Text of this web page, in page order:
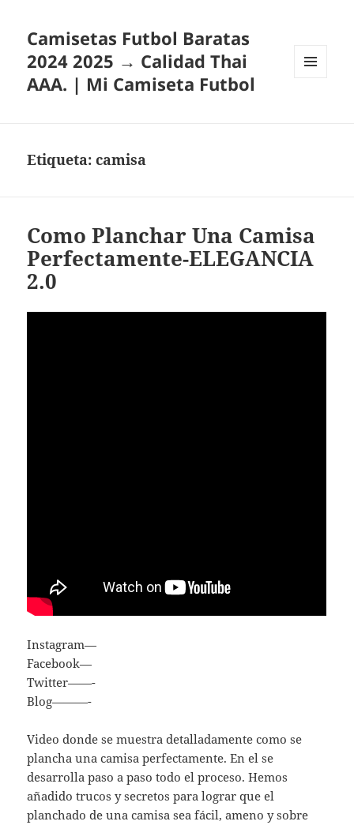
Camisetas Futbol Baratas
2024 2025 → Calidad Thai
AAA. | Mi Camiseta Futbol
Etiqueta:camisa
Como Planchar Una Camisa
Perfectamente-ELEGANCIA
2.0
Instagram—
Facebook—
Twitter——-
Blog———-
Video donde se muestra detalladamente como se
plancha una camisa perfectamente. En el se
desarrolla paso a paso todo el proceso. Hemos
añadido trucos y secretos para lograr que el
planchado de una camisa sea fácil, ameno y sobre